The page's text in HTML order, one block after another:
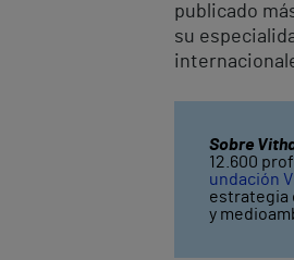
publicado
su
Sobre
12.600
undación
estrategia
y